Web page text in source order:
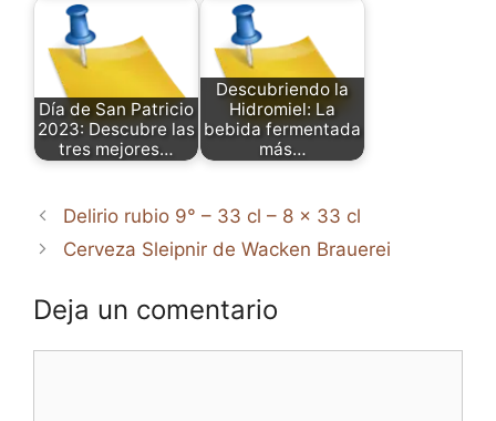
Día de San Patricio
2023: Descubre las
tres mejores…
Descubriendo la
Hidromiel: La
bebida fermentada
más…
Delirio rubio 9° – 33 cl – 8 x 33 cl
Cerveza Sleipnir de Wacken Brauerei
Deja un comentario